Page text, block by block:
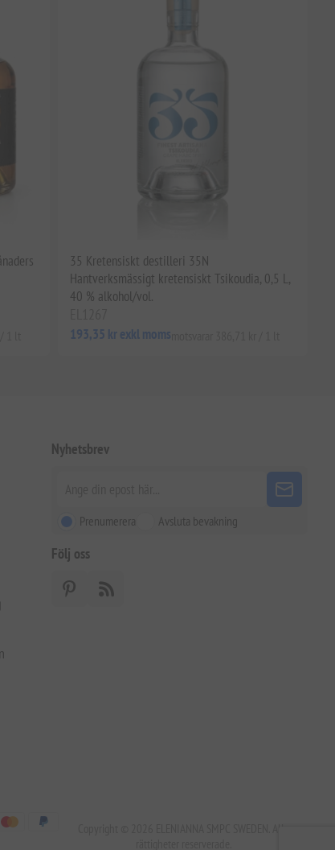
35 Kretensiskt destilleri 35N
Hantverksmässigt kretensiskt Tsikoudia, 0,5 L,
40 % alkohol/vol.
193,35 kr exkl moms
Nyhetsbrev
Prenumerera Avsluta bevakning
Följ oss